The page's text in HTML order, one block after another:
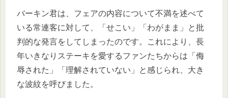
バーキン君は、フェアの内容について不満を述べて
いる常連客に対して、「せこい」「わがまま」と批
判的な発言をしてしまったのです。これにより、長
年いきなりステーキを愛するファンたちからは「侮
辱された」「理解されていない」と感じられ、大き
な波紋を呼びました。